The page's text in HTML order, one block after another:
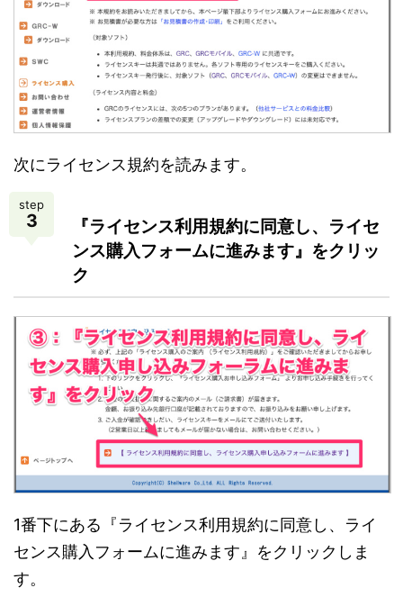
次にライセンス規約を読みます。
step
3
『ライセンス利用規約に同意し、ライセ
ンス購入フォームに進みます』をクリッ
ク
1番下にある『ライセンス利用規約に同意し、ライ
センス購入フォームに進みます』をクリックしま
す。